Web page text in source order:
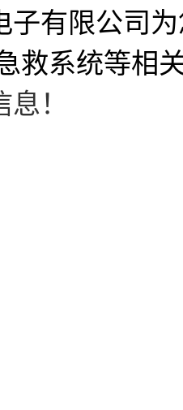
子有限公司
救系统等相
！